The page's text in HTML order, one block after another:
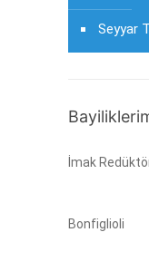
Seyyar
İmak
Bonfiglioli